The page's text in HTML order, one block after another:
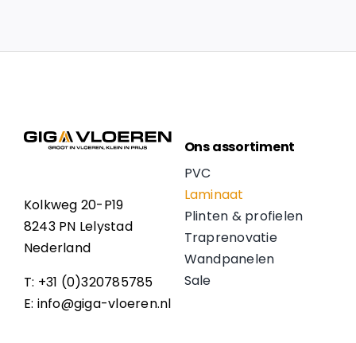
Kolkweg 20-P19
8243 PN Lelystad
Nederland
T: +31 (0)320785785
E: info@giga-vloeren.nl
Ons assortiment
PVC
Laminaat
Plinten & profielen
Traprenovatie
Wandpanelen
Sale